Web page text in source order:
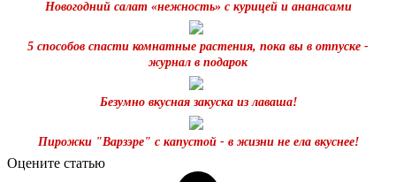
Новогодний салат «нежность» с курицей и ананасами
5 способов спасти комнатные растения, пока вы в отпуске -
журнал в подарок
Безумно вкусная закуска из лаваша!
Пирожки "Варзэре" с капустой - в жизни не ела вкуснее!
Оцените статью